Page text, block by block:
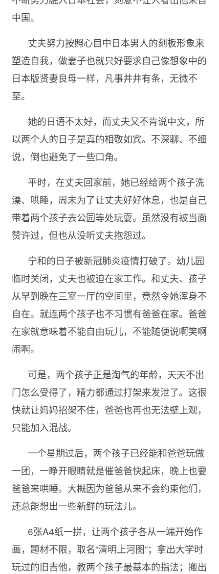
中国。
丈夫努力按照心目中日本男人的刻板形象来
塑造自我，做妻子也就只好要求自己像想象中的
日本版贤妻良母一样，凡事井井有条，无微不
至。
她的日语不太好，而丈夫又不肯说中文，所
以两个人的日子是真的相敬如宾。不深聊、不细
说，倒也避免了一些口角。
平时，在丈夫回家前，她已经给两个孩子洗
澡、哄睡，周末为了让丈夫好好休息，也是自己
带着两个孩子去公园等处玩耍。虽然没有被当面
赞许过，但也从没听丈夫抱怨过。
宁和的日子被新冠肺炎疫情打破了。幼儿园
临时关闭，丈夫也被迫在家工作。和丈夫、孩子
从早到晚在三室一厅的空间里，竟然令她浑身不
自在。就连两个孩子也不习惯有爸爸在家。爸爸
在家就意味着不能自由玩儿，不能随便说啊笑啊
闹啊。
可是，两个孩子正是淘气的年龄，天天不出
门怎么受得了，精力都通过打架来发泄了。这很
快就让妈妈招架不住，爸爸也再也无法壁上观，
只能加入混战。
一个星期过后，两个孩子已经能和爸爸玩做
一团，一睁开眼睛就是催爸爸快起床，晚上也要
爸爸来哄睡。大概因为爸爸从来不会约束他们，
还总能想出一些新鲜的玩法儿。
6张A4纸一拼，让两个孩子各从一端开始作
画，题材不限，取名“清明上河图”；拿出大学时
玩过的旧吉他，教两个孩子最基本的指法；搬出